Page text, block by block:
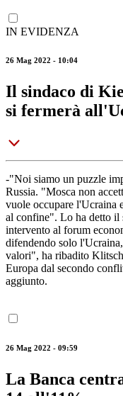
IN EVIDENZA
26 Mag 2022 - 10:04
Il sindaco di
si fermerà
-"Noi siamo un puzzle
Russia. "Mosca non
vuole occupare l'Ucraina
al confine". Lo ha detto
intervento al forum
difendendo solo
valori", ha ribadito
Europa dal secondo
aggiunto.
26 Mag 2022 - 09:59
La Banca